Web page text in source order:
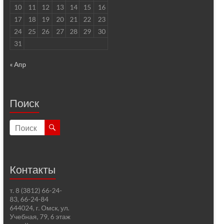
10
11 12 13 14 15
16
17
18 19 20 21 22
23
24
25 26 27 28 29
30
31
« Апр
Поиск
Контакты
т. 8 (3812) 66-24-
83, 66-24-84
644024, г. Омск, ул.
Учебная, 79, 6 этаж